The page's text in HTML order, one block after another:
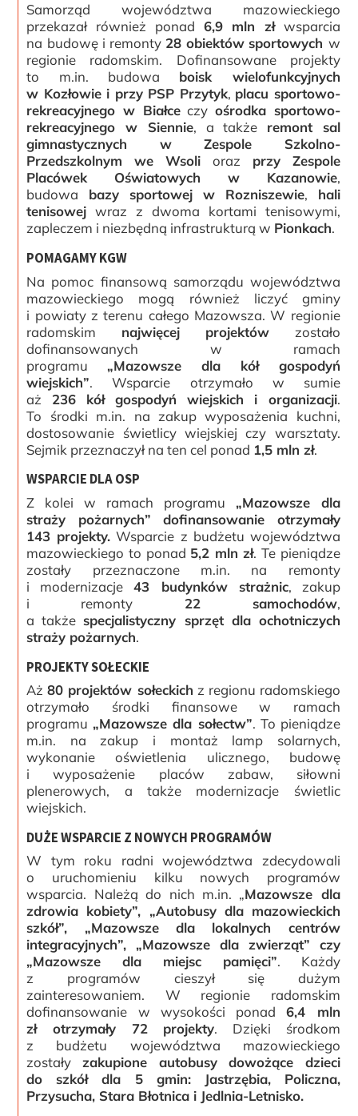
Samorząd województwa mazowieckiego
przekazał również ponad 6,9 mln złwsparcia
na budowę i remonty 28 obiektów sportowych w
regionie radomskim. Dofinansowane projekty
to m.in. budowa boisk wielofunkcyjnych
w Kozłowie i przy PSP Przytyk, placu sportowo-
rekreacyjnego w Białceczy ośrodka sportowo-
rekreacyjnego w Siennie, a także remont sal
gimnastycznych w Zespole Szkolno-
Przedszkolnym we Wsoli oraz przy Zespole
Placówek Oświatowych w Kazanowie,
budowa bazy sportowej w Rozniszewie, hali
tenisowej wraz z dwoma kortami tenisowymi,
zapleczem i niezbędną infrastrukturą w Pionkach.
POMAGAMY KGW
Na pomoc finansową samorządu województwa
mazowieckiego mogą również liczyć gminy
i powiaty z terenu całego Mazowsza. W regionie
radomskim najwięcej projektów zostało
dofinansowanych w ramach
programu „Mazowsze dla kół gospodyń
wiejskich”. Wsparcie otrzymało w sumie
aż 236 kół gospodyń wiejskich i organizacji.
To środki m.in. na zakup wyposażenia kuchni,
dostosowanie świetlicy wiejskiej czy warsztaty.
Sejmik przeznaczył na ten cel ponad 1,5 mln zł.
WSPARCIE DLA OSP
Z kolei w ramach programu „Mazowsze dla
straży pożarnych” dofinansowanie otrzymały
143 projekty. Wsparcie z budżetu województwa
mazowieckiego to ponad 5,2 mln zł. Te pieniądze
zostały przeznaczone m.in. na remonty
i modernizacje43 budynków strażnic, zakup
i remonty 22 samochodów,
a także specjalistyczny sprzęt dla ochotniczych
straży pożarnych.
PROJEKTY SOŁECKIE
Aż80 projektów sołeckich z regionu radomskiego
otrzymało środki finansowe w ramach
programu „Mazowsze dla sołectw”. To pieniądze
m.in. na zakup i montaż lamp solarnych,
wykonanie oświetlenia ulicznego, budowę
i wyposażenie placów zabaw, siłowni
plenerowych, a także modernizacje świetlic
wiejskich.
DUŻE WSPARCIE Z NOWYCH PROGRAMÓW
W tym roku radni województwa zdecydowali
o uruchomieniu kilku nowych programów
wsparcia. Należą do nich m.in. „Mazowsze dla
zdrowia kobiety”, „Autobusy dla mazowieckich
szkół”, „Mazowsze dla lokalnych centrów
integracyjnych”, „Mazowsze dla zwierząt” czy
„Mazowsze dla miejsc pamięci”. Każdy
z programów cieszył się dużym
zainteresowaniem. W regionie radomskim
dofinansowanie w wysokości ponad6,4 mln
zł otrzymały 72 projekty. Dzięki środkom
z budżetu województwa mazowieckiego
zostały zakupione autobusy dowożące dzieci
do szkół dla 5 gmin: Jastrzębia, Policzna,
Przysucha, Stara Błotnica i Jedlnia-Letnisko.